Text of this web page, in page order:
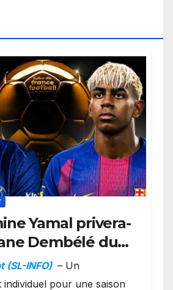
Yamal privera-
Dembélé du
?
(SL-INFO) – Un
pour une saison